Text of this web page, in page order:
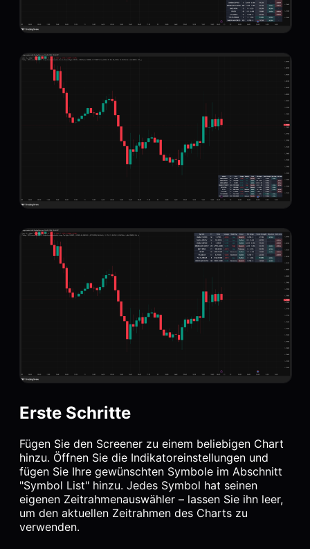
Erste Schritte
Fügen Sie den Screener zu einem beliebigen Chart
hinzu. Öffnen Sie die Indikatoreinstellungen und
fügen Sie Ihre gewünschten Symbole im Abschnitt
"Symbol List" hinzu. Jedes Symbol hat seinen
eigenen Zeitrahmenauswähler – lassen Sie ihn leer,
um den aktuellen Zeitrahmen des Charts zu
verwenden.